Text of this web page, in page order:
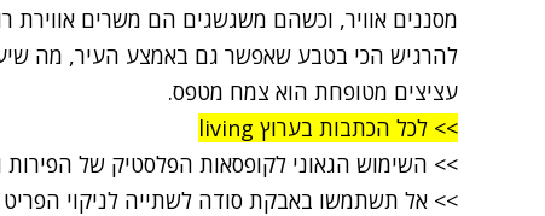
מסננים אוויר, וכשהם משגשגים הם משרים אווירת
להרגיש הכי בטבע שאפשר גם באמצע העיר, מה
עציצים מטופחת הוא צמח מטפס.
>> לכל הכתבות בערוץ living
>> השימוש הגאוני לקופסאות הפלסטיק של הפירות
>> אל תשתמשו באבקת סודה לשתייה לניקוי